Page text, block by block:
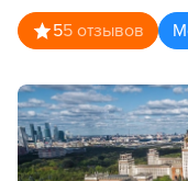
55 отзывов